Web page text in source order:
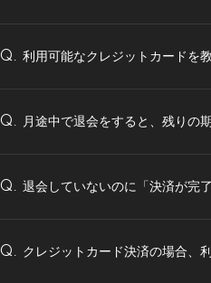
Q. 利用可能なクレジットカードを
Q. 月途中で退会をすると、残りの
Q. 退会していないのに「決済が完
Q. クレジットカード決済の場合、